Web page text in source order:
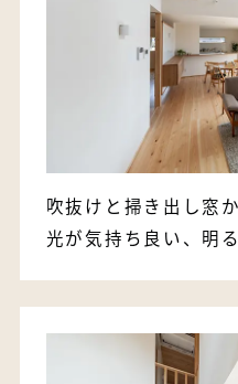
吹抜けと掃き出し窓
光が気持ち良い、明